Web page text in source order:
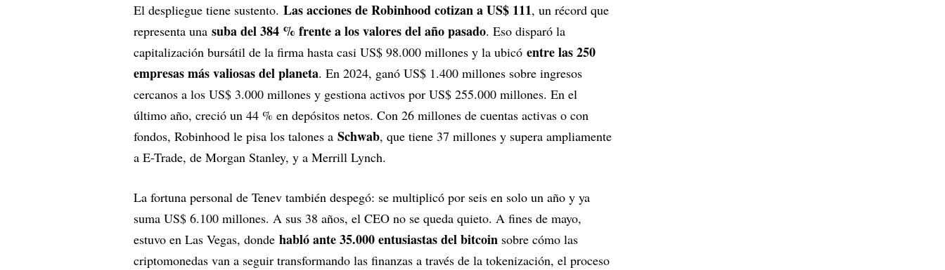
El despliegue tiene sustento. Las acciones de Robinhood cotizan a US$ 111, un récord que
representa una suba del 384 % frente a los valores del año pasado. Eso disparó la
capitalización bursátil de la firma hasta casi US$ 98.000 millones y la ubicó entre las 250
empresas más valiosas del planeta. En 2024, ganó US$ 1.400 millones sobre ingresos
cercanos a los US$ 3.000 millones y gestiona activos por US$ 255.000 millones. En el
último año, creció un 44 % en depósitos netos. Con 26 millones de cuentas activas o con
fondos, Robinhood le pisa los talones a Schwab, que tiene 37 millones y supera ampliamente
a E-Trade, de Morgan Stanley, y a Merrill Lynch.
La fortuna personal de Tenev también despegó: se multiplicó por seis en solo un año y ya
suma US$ 6.100 millones. A sus 38 años, el CEO no se queda quieto. A fines de mayo,
estuvo en Las Vegas, donde habló ante 35.000 entusiastas del bitcoin sobre cómo las
criptomonedas van a seguir transformando las finanzas a través de la tokenización, el proceso